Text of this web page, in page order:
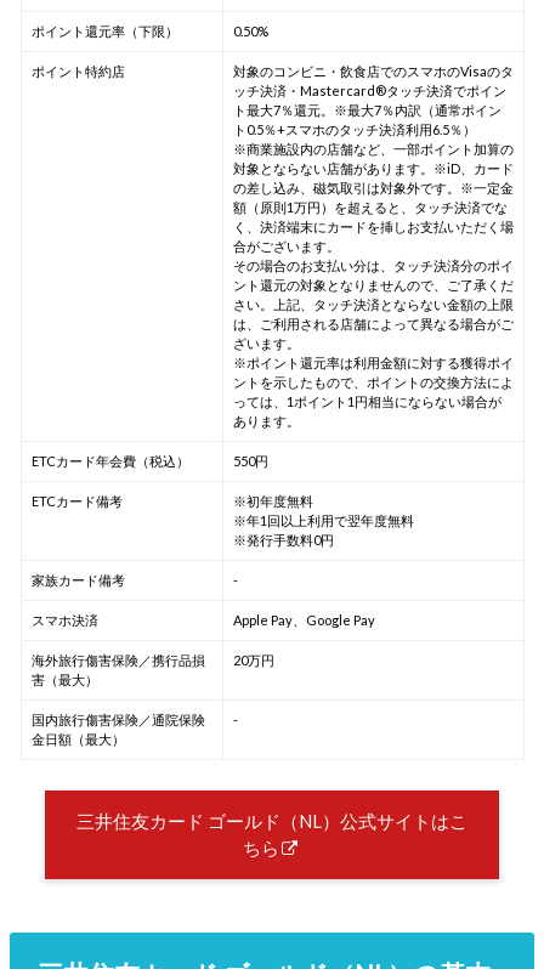
ポイント還元率（下限） 0.50%
ポイント特約店
対象のコンビニ・飲食店でのスマホのVisaのタ
ッチ決済・Mastercard®タッチ決済でポイン
ト最大7％還元。※最大7％内訳（通常ポイン
ト0.5％+スマホのタッチ決済利用6.5％）
※商業施設内の店舗など、一部ポイント加算の
対象とならない店舗があります。※iD、カード
の差し込み、磁気取引は対象外です。※一定金
額（原則1万円）を超えると、タッチ決済でな
く、決済端末にカードを挿しお支払いただく場
合がございます。
その場合のお支払い分は、タッチ決済分のポイ
ント還元の対象となりませんので、ご了承くだ
さい。上記、タッチ決済とならない金額の上限
は、ご利用される店舗によって異なる場合がご
ざいます。
※ポイント還元率は利用金額に対する獲得ポイ
ントを示したもので、ポイントの交換方法によ
っては、1ポイント1円相当にならない場合が
あります。
ETCカード年会費（税込） 550円
ETCカード備考
※初年度無料
※年1回以上利用で翌年度無料
※発行手数料0円
家族カード備考 -
スマホ決済 Apple Pay、Google Pay
海外旅行傷害保険／携行品損
害（最大）
20万円
国内旅行傷害保険／通院保険
金日額（最大）
-
三井住友カード ゴールド（NL）公式サイトはこ
ちら